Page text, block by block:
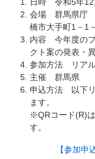
会場 群馬県庁
橋市大手町1－1
内容 今年度のプ
クト案の発表・
参加方法 リアル
主催 群馬県
申込方法 以下リ
ます。
​※QRコード(R)
す。
【参加